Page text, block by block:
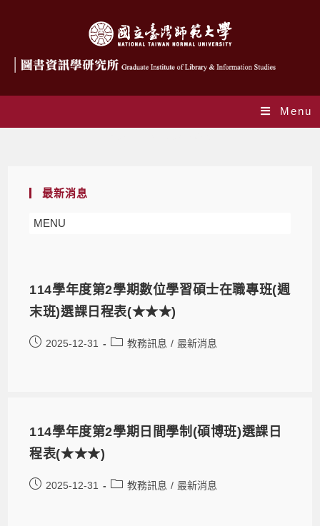
Menu
最新消息
MENU
114學年度第2學期數位學習碩士在職專班(週
末班)選課日程表(★★★)
2025-12-31 教務訊息 / 最新消息
114學年度第2學期日間學制(碩博班)選課日
程表(★★★)
2025-12-31 教務訊息 / 最新消息